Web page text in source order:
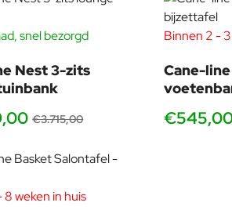
snel bezorgd
Nest 3-zits
€3.715,00
Binnen 2 -
Cane-
weken in huis